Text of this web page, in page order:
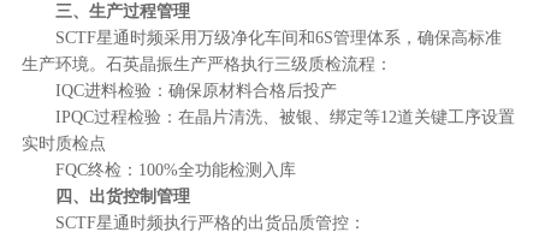
三、生产过程管理
SCTF星通时频采用万级净化车间和6S管理体系，确保高标准
生产环境。石英晶振生产严格执行三级质检流程：
IQC进料检验：确保原材料合格后投产
IPQC过程检验：在晶片清洗、被银、绑定等12道关键工序设置
实时质检点
FQC终检：100%全功能检测入库
四、出货控制管理
SCTF星通时频执行严格的出货品质管控：